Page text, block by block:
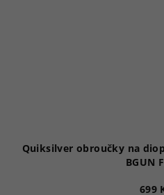
Quiksilver obroučky na
BGUN
699